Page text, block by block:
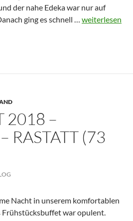
der nahe Edeka war nur auf
ging es schnell … 14.
weiterlesen
2018 –
RASTATT (73 K
Nacht in unserem komfortablen
Frühstücksbuffet war opulent.